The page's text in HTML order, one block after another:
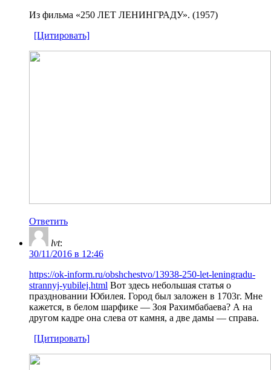
Из фильма «250 ЛЕТ ЛЕНИНГРАДУ». (1957)
[Цитировать]
Ответить
lvt:
30/11/2016 в 12:46
https://ok-inform.ru/obshchestvo/13938-250-let-leningradu-
strannyj-yubilej.html Вот здесь небольшая статья о
праздновании Юбилея. Город был заложен в 1703г. Мне
кажется, в белом шарфике — Зоя Рахимбабаева? А на
другом кадре она слева от камня, а две дамы — справа.
[Цитировать]